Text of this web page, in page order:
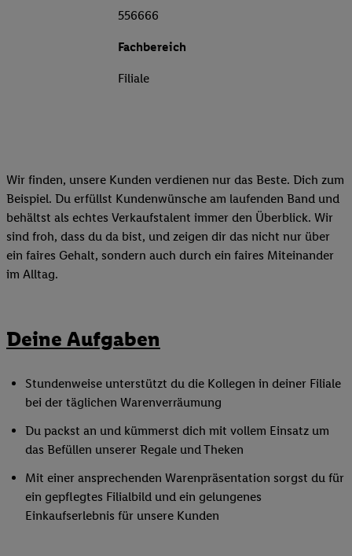
556666
Fachbereich
Filiale
Wir finden, unsere Kunden verdienen nur das Beste. Dich zum
Beispiel. Du erfüllst Kundenwünsche am laufenden Band und
behältst als echtes Verkaufstalent immer den Überblick. Wir
sind froh, dass du da bist, und zeigen dir das nicht nur über
ein faires Gehalt, sondern auch durch ein faires Miteinander
im Alltag.
Deine Aufgaben
Stundenweise unterstützt du die Kollegen in deiner Filiale
bei der täglichen Warenverräumung
Du packst an und kümmerst dich mit vollem Einsatz um
das Befüllen unserer Regale und Theken
Mit einer ansprechenden Warenpräsentation sorgst du für
ein gepflegtes Filialbild und ein gelungenes
Einkaufserlebnis für unsere Kunden